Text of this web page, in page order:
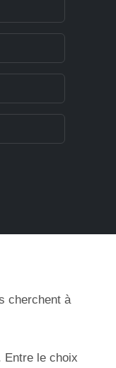
cherchent à
Entre le choix